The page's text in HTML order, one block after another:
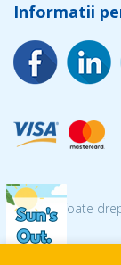
Informatii
© 2026 Toate